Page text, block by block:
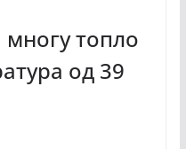
топло
од 39